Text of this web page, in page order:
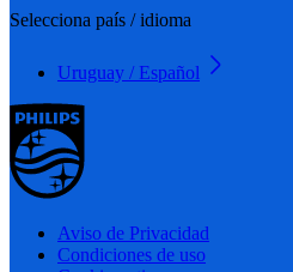
Selecciona país / idioma
Uruguay / Español
Aviso de Privacidad
Condiciones de uso